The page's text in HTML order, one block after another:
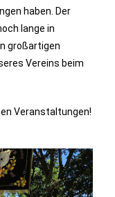
haben. Der
lange in
großartigen
Vereins beim
Veranstaltungen!